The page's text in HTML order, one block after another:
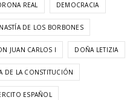
REAL DEMOCRACIA
DE LOS BORBONES
JUAN CARLOS I DOÑA LETIZIA
DE LA CONSTITUCIÓN
ESPAÑOL